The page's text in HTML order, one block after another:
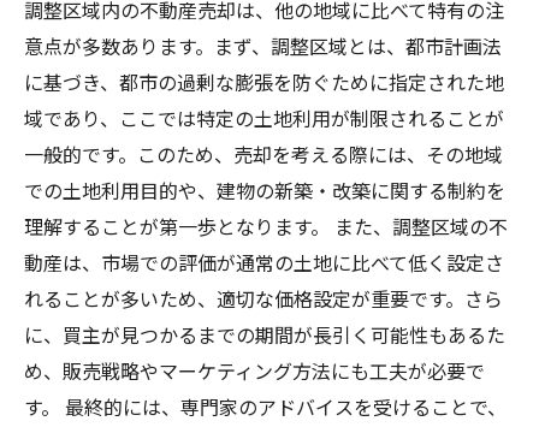
調整区域内の不動産売却は、他の地域に比べて特有の注
意点が多数あります。まず、調整区域とは、都市計画法
に基づき、都市の過剰な膨張を防ぐために指定された地
域であり、ここでは特定の土地利用が制限されることが
一般的です。このため、売却を考える際には、その地域
での土地利用目的や、建物の新築・改築に関する制約を
理解することが第一歩となります。 また、調整区域の不
動産は、市場での評価が通常の土地に比べて低く設定さ
れることが多いため、適切な価格設定が重要です。さら
に、買主が見つかるまでの期間が長引く可能性もあるた
め、販売戦略やマーケティング方法にも工夫が必要で
す。 最終的には、専門家のアドバイスを受けることで、